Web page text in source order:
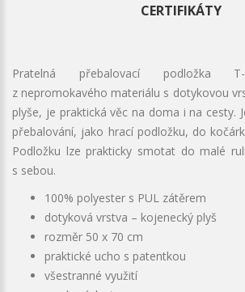
CERTIFIKÁTY
Pratelná přebalovací podložka T-
z nepromokavého materiálu s dotykovou
plyše, je praktická věc na doma i na cesty.
přebalování, jako hrací podložku, do
Podložku lze prakticky smotat do malé
s sebou.
100% polyester s PUL zátěrem
dotyková vrstva – kojenecký plyš
rozměr 50 x 70 cm
praktické ucho s patentkou
všestranné využití